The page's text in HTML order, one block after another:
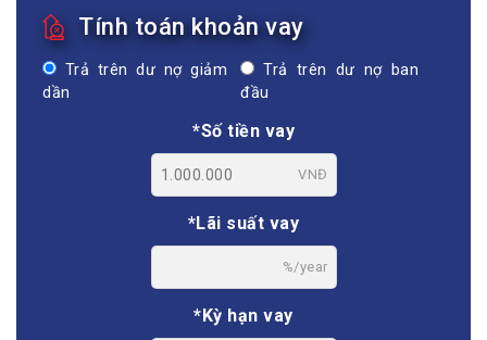
Tính toán khoản vay
Trả trên dư nợ giảm
dần
Trả trên dư nợ ban
đầu
*Số tiền vay
VNĐ
*Lãi suất vay
%/year
*Kỳ hạn vay